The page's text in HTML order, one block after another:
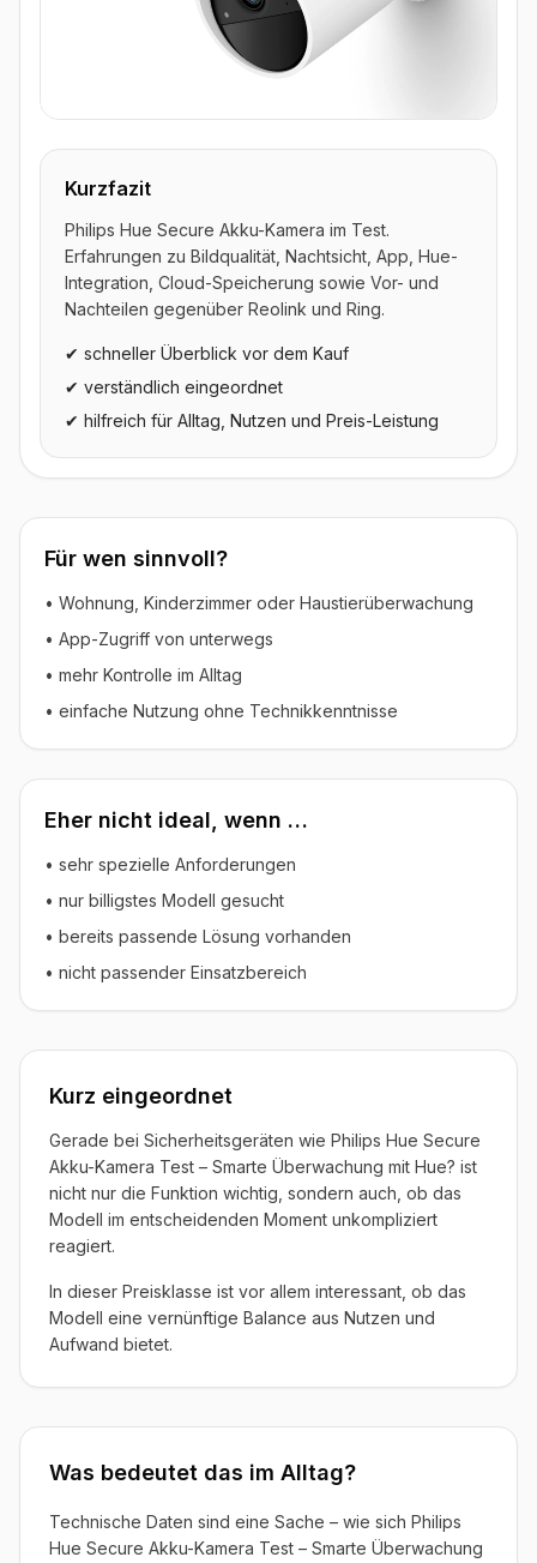
Kurzfazit
Philips Hue Secure Akku-Kamera im Test.
Erfahrungen zu Bildqualität, Nachtsicht, App, Hue-
Integration, Cloud-Speicherung sowie Vor- und
Nachteilen gegenüber Reolink und Ring.
✔ schneller Überblick vor dem Kauf
✔ verständlich eingeordnet
✔ hilfreich für Alltag, Nutzen und Preis-Leistung
Für wen sinnvoll?
• Wohnung, Kinderzimmer oder Haustierüberwachung
• App-Zugriff von unterwegs
• mehr Kontrolle im Alltag
• einfache Nutzung ohne Technikkenntnisse
Eher nicht ideal, wenn …
• sehr spezielle Anforderungen
• nur billigstes Modell gesucht
• bereits passende Lösung vorhanden
• nicht passender Einsatzbereich
Kurz eingeordnet
Gerade bei Sicherheitsgeräten wie Philips Hue Secure
Akku-Kamera Test – Smarte Überwachung mit Hue? ist
nicht nur die Funktion wichtig, sondern auch, ob das
Modell im entscheidenden Moment unkompliziert
reagiert.
In dieser Preisklasse ist vor allem interessant, ob das
Modell eine vernünftige Balance aus Nutzen und
Aufwand bietet.
Was bedeutet das im Alltag?
Technische Daten sind eine Sache – wie sich Philips
Hue Secure Akku-Kamera Test – Smarte Überwachung